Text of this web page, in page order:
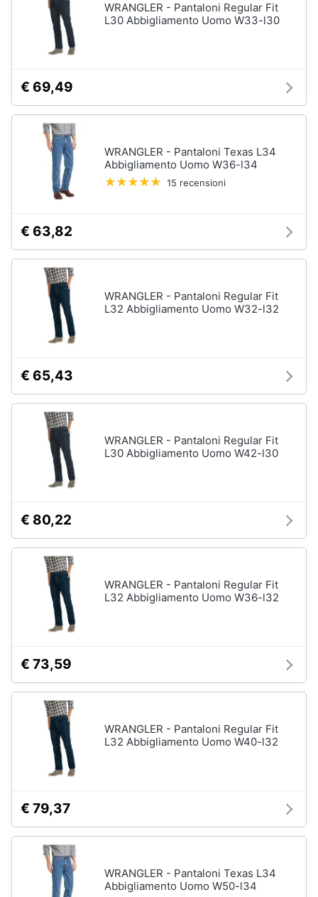
WRANGLER - Pantaloni Regular Fit
L30 Abbigliamento Uomo W33-l30
€ 69,49
WRANGLER - Pantaloni Texas L34
Abbigliamento Uomo W36-l34
15 recensioni
€ 63,82
WRANGLER - Pantaloni Regular Fit
L32 Abbigliamento Uomo W32-l32
€ 65,43
WRANGLER - Pantaloni Regular Fit
L30 Abbigliamento Uomo W42-l30
€ 80,22
WRANGLER - Pantaloni Regular Fit
L32 Abbigliamento Uomo W36-l32
€ 73,59
WRANGLER - Pantaloni Regular Fit
L32 Abbigliamento Uomo W40-l32
€ 79,37
WRANGLER - Pantaloni Texas L34
Abbigliamento Uomo W50-l34